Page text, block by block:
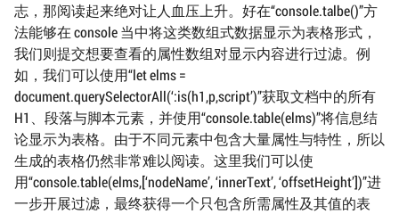
志，那阅读起来绝对让人血压上升。好在“console.talbe()”方
法能够在 console 当中将这类数组式数据显示为表格形式，
我们则提交想要查看的属性数组对显示内容进行过滤。例
如，我们可以使用“let elms =
document.querySelectorAll(‘:is(h1,p,script’)”获取文档中的所有
H1、段落与脚本元素，并使用“console.table(elms)”将信息结
论显示为表格。由于不同元素中包含大量属性与特性，所以
生成的表格仍然非常难以阅读。这里我们可以使
用“console.table(elms,[‘nodeName’, ‘innerText’, ‘offsetHeight’])”进
一步开展过滤，最终获得一个只包含所需属性及其值的表